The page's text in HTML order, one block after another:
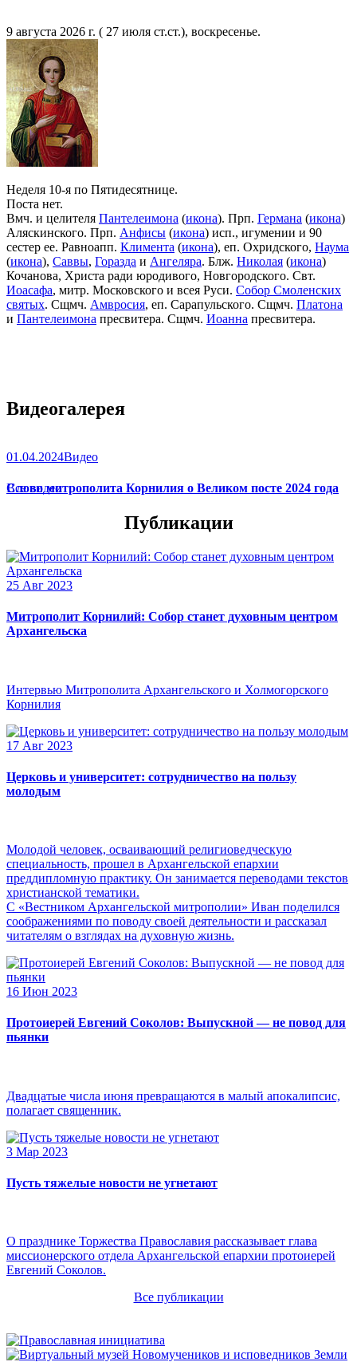
9 августа 2026 г. ( 27 июля ст.ст.), воскресенье.
Неделя 10-я по Пятидесятнице.
Поста нет.
Вмч. и целителя Пантелеимона (икона). Прп. Германа (икона)
Аляскинского. Прп. Анфисы (икона) исп., игумении и 90
сестер ее. Равноапп. Климента (икона), еп. Охридского, Наума
(икона), Саввы, Горазда и Ангеляра. Блж. Николая (икона)
Кочанова, Христа ради юродивого, Новгородского. Свт.
Иоасафа, митр. Московского и всея Руси. Собор Смоленских
святых. Сщмч. Амвросия, еп. Сарапульского. Сщмч. Платона
и Пантелеимона пресвитера. Сщмч. Иоанна пресвитера.
Видеогалерея
01.04.2024Видео
Слово митрополита Корнилия о Великом посте 2024 года
Все видео
Публикации
25 Авг 2023
Митрополит Корнилий: Собор станет духовным центром
Архангельска
Интервью Митрополита Архангельского и Холмогорского
Корнилия
17 Авг 2023
Церковь и университет: сотрудничество на пользу
молодым
Молодой человек, осваивающий религиоведческую
специальность, прошел в Архангельской епархии
преддипломную практику. Он занимается переводами текстов
христианской тематики.
С «Вестником Архангельской митрополии» Иван поделился
соображениями по поводу своей деятельности и рассказал
читателям о взглядах на духовную жизнь.
16 Июн 2023
Протоиерей Евгений Соколов: Выпускной — не повод для
пьянки
Двадцатые числа июня превращаются в малый апокалипсис,
полагает священник.
3 Мар 2023
Пусть тяжелые новости не угнетают
О празднике Торжества Православия рассказывает глава
миссионерского отдела Архангельской епархии протоиерей
Евгений Соколов.
Все публикации